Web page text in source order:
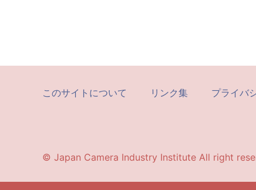
このサイトについて リンク集 プライバ
© Japan Camera Industry Institute All right